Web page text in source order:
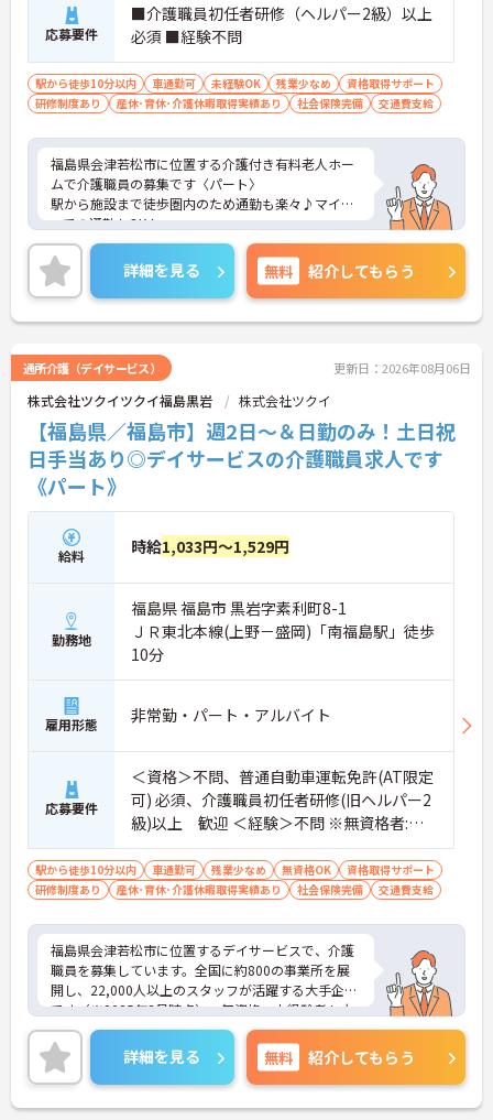
応募要件
■介護職員初任者研修（ヘルパー2級）以上
必須 ■経験不問
駅から徒歩10分以内 車通勤可 未経験OK 残業少なめ
資格取得サポート
研修制度あり
産休･育休･介護休暇取得実績あり 社会保険完備 交通費支給
福島県会津若松市に位置する介護付き有料老人ホー
ムで介護職員の募集です〈パート〉
駅から施設まで徒歩圏内のため通勤も楽々♪マイカ
ーでの通勤もOK！
現場経験のない方でもチャレンジできる職場で、丁
寧な研修とフォロー体制で、経験に関わらず安心し
てスタートできます。さらに福利厚生が充実してい
るのは嬉しいポイントです◎
こちらの求人にご興味がございましたら面接のポイ
ます。
詳細を見る 無料 紹介してもらう
通所介護（デイサービス） 更新日：2026年08月06日
株式会社ツクイツクイ福島黒岩 株式会社ツクイ
【福島県／福島市】週2日～＆日勤のみ！土日祝
日手当あり◎デイサービスの介護職員求人です
《パート》
給料 時給1,033円～1,529円
勤務地
福島県 福島市 黒岩字素利町8-1
ＪＲ東北本線(上野－盛岡)「南福島駅」徒歩
10分
雇用形態 非常勤・パート・アルバイト
応募要件
＜資格＞不問、普通自動車運転免許(AT限定
可) 必須、介護職員初任者研修(旧ヘルパー2
級)以上 歓迎 ＜経験＞不問 ※無資格者:入
社半年以内に会社負担で認知症介護基礎研
修受講
駅から徒歩10分以内 車通勤可 残業少なめ 無資格OK
資格取得サポート
研修制度あり
産休･育休･介護休暇取得実績あり 社会保険完備 交通費支給
福島県会津若松市に位置するデイサービスで、介護
職員を募集しています。全国に約800の事業所を展
開し、22,000人以上のスタッフが活躍する大手企業
です（※2025年3月時点）。無資格、未経験者も大
歓迎で、半年間のチューター制度を導入し、安心し
てスタートできる環境を整えています。職場は明る
く、チームでお客様を支える雰囲気が魅力です。育
児手当や育児休業制度も充実しており、家庭との両
立が可能です。介護に興味がある方や、チームでの
詳細を見る 無料 紹介してもらう